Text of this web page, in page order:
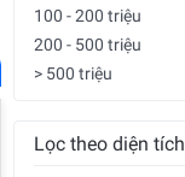
100 - 200 triệu
200 - 500 triệu
> 500 triệu
Lọc theo diện tích